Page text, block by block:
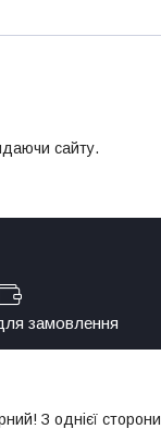
сайту.
замовлення
З однієї